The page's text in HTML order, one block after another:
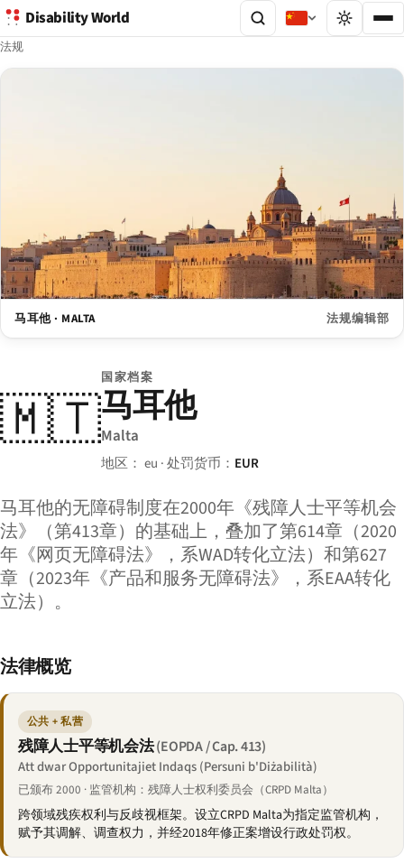
Disability World
法规
马耳他 · MALTA 法规编辑部
🇲🇹
国家档案
马耳他
Malta
地区： eu · 处罚货币： EUR
马耳他的无障碍制度在2000年《残障人士平等机会
法》（第413章）的基础上，叠加了第614章（2020
年《网页无障碍法》，系WAD转化立法）和第627
章（2023年《产品和服务无障碍法》，系EAA转化
立法）。
法律概览
公共 + 私营
残障人士平等机会法(EOPDA / Cap. 413)
Att dwar Opportunitajiet Indaqs (Persuni b'Diżabilità)
已颁布 2000 · 监管机构：残障人士权利委员会（CRPD Malta）
跨领域残疾权利与反歧视框架。设立CRPD Malta为指定监管机构，
赋予其调解、调查权力，并经2018年修正案增设行政处罚权。